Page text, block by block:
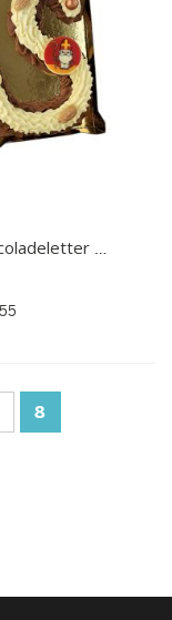
Duo chocoladeletter melk/wit
U lees
8